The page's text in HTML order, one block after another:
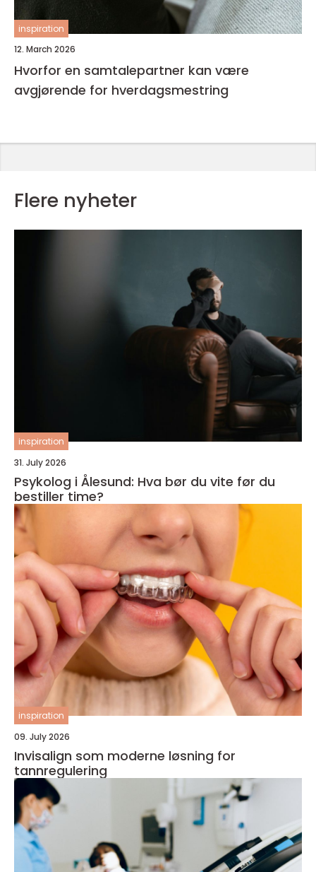
inspiration
12. March 2026
Hvorfor en samtalepartner kan være
avgjørende for hverdagsmestring
Flere nyheter
inspiration
31. July 2026
Psykolog i Ålesund: Hva bør du vite før du
bestiller time?
inspiration
09. July 2026
Invisalign som moderne løsning for
tannregulering